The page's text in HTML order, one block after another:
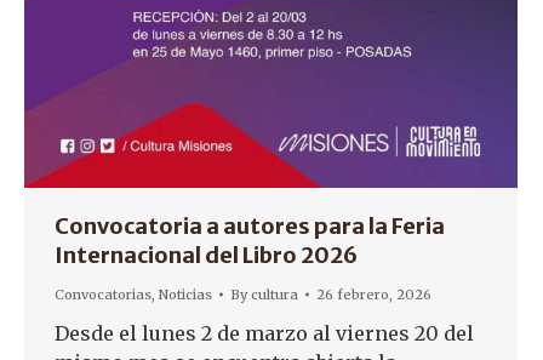
Convocatoria a autores para la Feria
Internacional del Libro 2026
Convocatorias Noticias Bycultura 26 febrero, 2026
Desde el lunes 2 de marzo al viernes 20 del